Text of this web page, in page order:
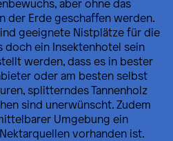
aber ohne das
der Erde geschaffen werden.
geeignete Nistplätze für die
doch ein Insektenhotel sein
werden, dass es in bester
oder am besten selbst
splitterndes Tannenholz
sind unerwünscht. Zudem
Umgebung ein
vorhanden ist.